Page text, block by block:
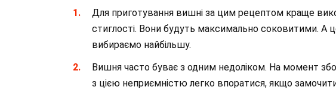
Для приготування вишні за цим рецептом краще
стиглості. Вони будуть максимально соковитими. А
вибираємо найбільшу.
Вишня часто буває з одним недоліком. На момент
з цією неприємністю легко впоратися, якщо